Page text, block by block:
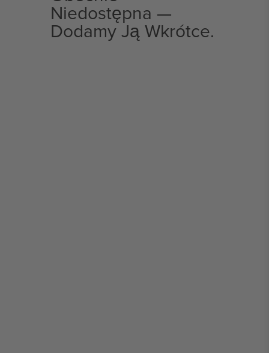
Niedostępna —
Dodamy Ją Wkrótce.